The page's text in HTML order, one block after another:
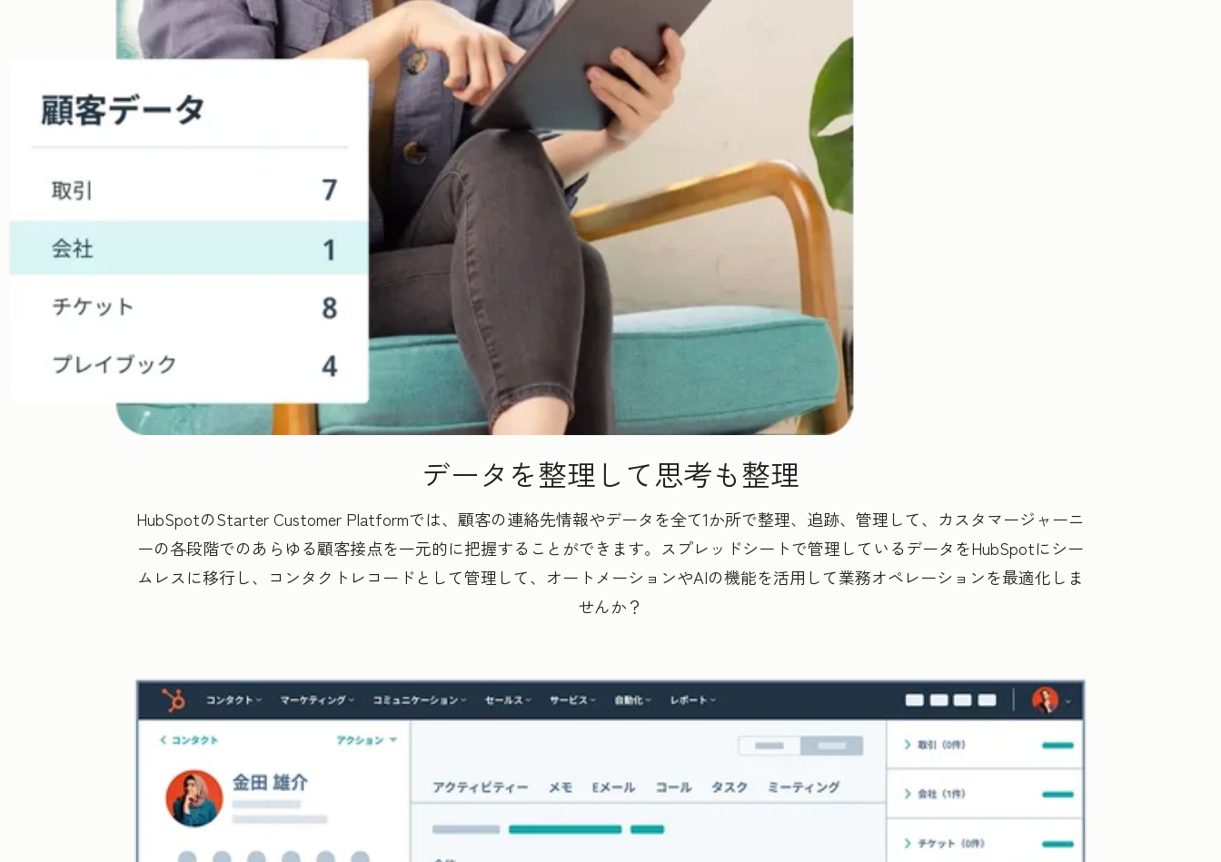
データを整理して思考も整理
HubSpotのStarter Customer Platformでは、顧客の連絡先情報やデータを全て1か所で整理、追跡、管理して、カスタマージャーニ
ーの各段階でのあらゆる顧客接点を一元的に把握することができます。スプレッドシートで管理しているデータをHubSpotにシー
ムレスに移行し、コンタクトレコードとして管理して、オートメーションやAIの機能を活用して業務オペレーションを最適化しま
せんか？